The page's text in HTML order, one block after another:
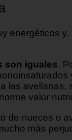
energéticos
son iguales.
las
valor
de nueces o
más